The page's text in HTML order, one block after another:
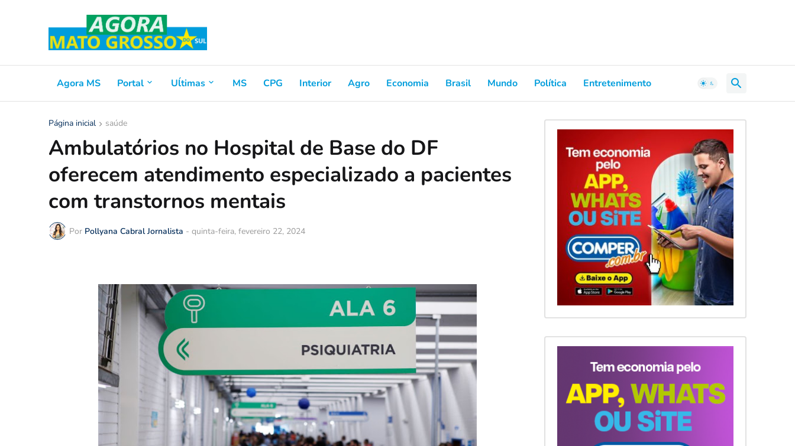
Agora MS Portal Uĺtimas MS CPG Interior Agro Economia Brasil Mundo Política Entretenimento
Página inicial saúde
Ambulatórios no Hospital de Base do DF
oferecem atendimento especializado a pacientes
com transtornos mentais
Por Pollyana Cabral Jornalista - quinta-feira, fevereiro 22, 2024